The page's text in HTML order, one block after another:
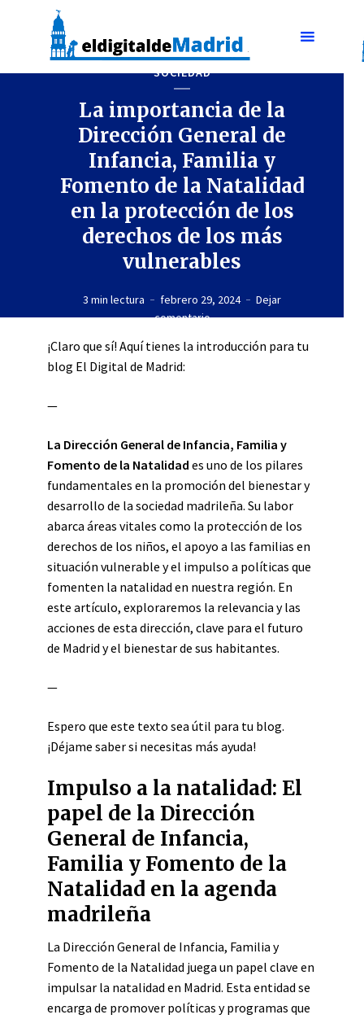
SOCIEDAD
La importancia de la
Dirección General de
Infancia, Familia y
Fomento de la Natalidad
en la protección de los
derechos de los más
vulnerables
3 min lectura febrero 29, 2024
Dejar
comentario
¡Claro que sí! Aquí tienes la introducción para tu
blog El Digital de Madrid:
—
La Dirección General de Infancia, Familia y
Fomento de la Natalidad es uno de los pilares
fundamentales en la promoción del bienestar y
desarrollo de la sociedad madrileña. Su labor
abarca áreas vitales como la protección de los
derechos de los niños, el apoyo a las familias en
situación vulnerable y el impulso a políticas que
fomenten la natalidad en nuestra región. En
este artículo, exploraremos la relevancia y las
acciones de esta dirección, clave para el futuro
de Madrid y el bienestar de sus habitantes.
—
Espero que este texto sea útil para tu blog.
¡Déjame saber si necesitas más ayuda!
Impulso a la natalidad: El
papel de la Dirección
General de Infancia,
Familia y Fomento de la
Natalidad en la agenda
madrileña
La Dirección General de Infancia, Familia y
Fomento de la Natalidad juega un papel clave en
impulsar la natalidad en Madrid. Esta entidad se
encarga de promover políticas y programas que